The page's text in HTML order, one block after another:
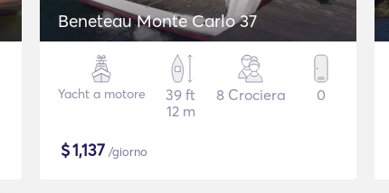
Beneteau Monte Carlo 37
Yacht a motore
39 ft
12 m
8 Crociera 0
$1,137 /giorno